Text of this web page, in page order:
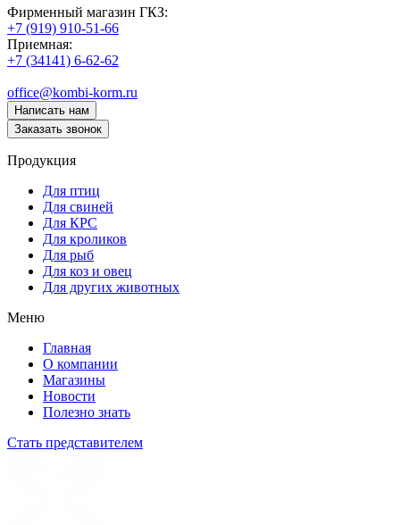
Фирменный магазин ГКЗ:
+7 (919) 910-51-66
Приемная:
+7 (34141) 6-62-62
office@kombi-korm.ru
Написать нам
Заказать звонок
Продукция
Для птиц
Для свиней
Для КРС
Для кроликов
Для рыб
Для коз и овец
Для других животных
Меню
Главная
О компании
Магазины
Новости
Полезно знать
Стать представителем